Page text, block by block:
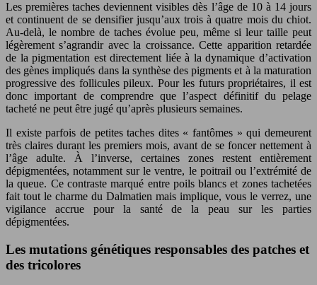
Les premières taches deviennent visibles dès l’âge de 10 à 14 jours
et continuent de se densifier jusqu’aux trois à quatre mois du chiot.
Au-delà, le nombre de taches évolue peu, même si leur taille peut
légèrement s’agrandir avec la croissance. Cette apparition retardée
de la pigmentation est directement liée à la dynamique d’activation
des gènes impliqués dans la synthèse des pigments et à la maturation
progressive des follicules pileux. Pour les futurs propriétaires, il est
donc important de comprendre que l’aspect définitif du pelage
tacheté ne peut être jugé qu’après plusieurs semaines.
Il existe parfois de petites taches dites « fantômes » qui demeurent
très claires durant les premiers mois, avant de se foncer nettement à
l’âge adulte. À l’inverse, certaines zones restent entièrement
dépigmentées, notamment sur le ventre, le poitrail ou l’extrémité de
la queue. Ce contraste marqué entre poils blancs et zones tachetées
fait tout le charme du Dalmatien mais implique, vous le verrez, une
vigilance accrue pour la santé de la peau sur les parties
dépigmentées.
Les mutations génétiques responsables des patches et
des tricolores